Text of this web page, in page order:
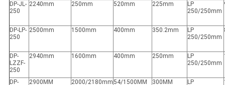
DP-JL-
250
2240mm 250mm 520mm 225mm
LP
250/250mm
DP-LP-
250
2500mm 1500mm 400mm 350.2mm
LP
250/250mm
DP-
LZZF-
250
2940mm 1600mm 400mm 250mm
LP
250/250mm
DP-
2900MM 2000/2180mm54/1500MM 300MM
LP